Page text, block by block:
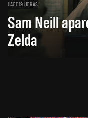
HACE 19 HORAS
Sam Neill
Zelda